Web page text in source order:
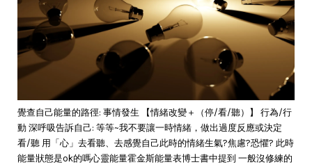
覺查自己能量的路徑: 事情發生 【情緒改變＋（停/看/聽）】 行為/行
動 深呼吸告訴自己: 等等~我不要讓一時情緒，做出過度反應或決定
看/聽 用「心」去看聽、去感覺自己此時的情緒生氣?焦慮?恐懼? 此時
能量狀態是ok的嗎心靈能量霍金斯能量表博士書中提到 一般沒修練的